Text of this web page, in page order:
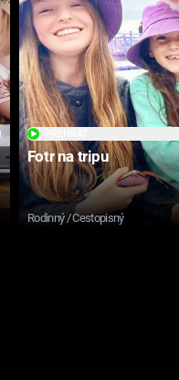
Fotr na tripu
Rodinný / Cestopisný